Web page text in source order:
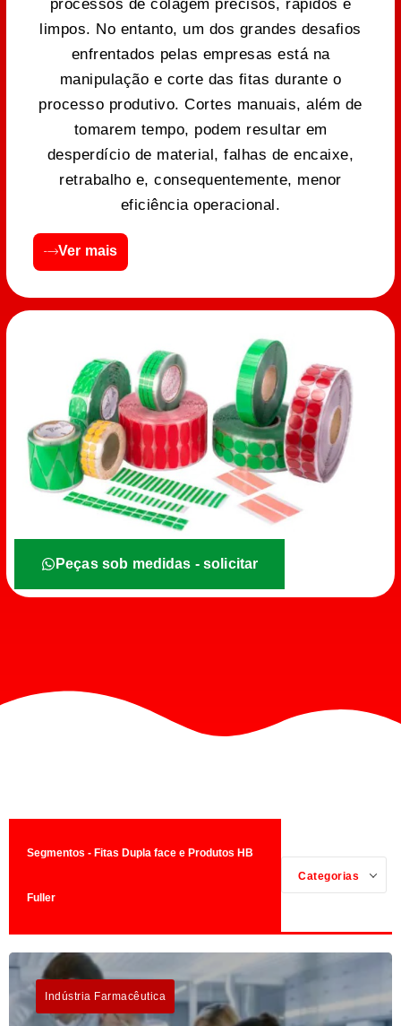
processos de colagem precisos, rápidos e
limpos. No entanto, um dos grandes desafios
enfrentados pelas empresas está na
manipulação e corte das fitas durante o
processo produtivo. Cortes manuais, além de
tomarem tempo, podem resultar em
desperdício de material, falhas de encaixe,
retrabalho e, consequentemente, menor
eficiência operacional.
Ver mais
Peças sob medidas - solicitar
Segmentos - Fitas Dupla face e Produtos HB
Fuller
Categorias
Indústria Farmacêutica